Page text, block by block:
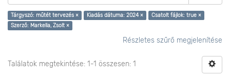
Tárgyszó: műtét tervezés × Kiadás dátuma: 2024 ×
Csatolt fájlok: true ×
Szerző: Markella, Zsolt ×
Részletes szűrő megjelenítése
Találatok megtekintése: 1-1 összesen: 1